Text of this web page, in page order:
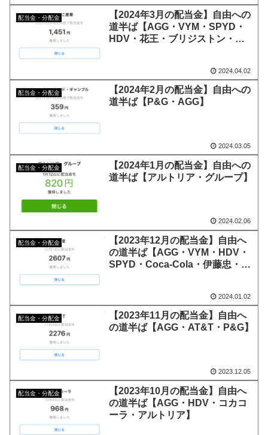
配当金・分配金
【2024年3月の配当金】自由への
道半ば【AGG・VYM・SPYD・
HDV・花王・ブリジストン・
2024.04.02
配当金・分配金
【2024年2月の配当金】自由への
道半ば【P&G・AGG】
2024.03.05
配当金・分配金
【2024年1月の配当金】自由への
道半ば【アルトリア・グループ】
2024.02.06
配当金・分配金
【2023年12月の配当金】自由へ
の道半ば【AGG・VYM・HDV・
SPYD・Coca-Cola・伊藤忠・
2024.01.02
配当金・分配金
【2023年11月の配当金】自由へ
の道半ば【AGG・AT&T・P&G】
2023.12.05
配当金・分配金
【2023年10月の配当金】自由へ
の道半ば【AGG・HDV・コカコ
ーラ・アルトリア】